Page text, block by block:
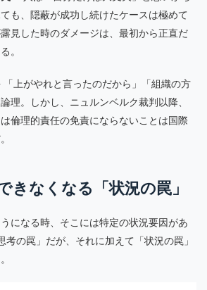
も、隠蔽が成功し続けたケースは極めて
見した時のダメージは、最初から正直だ
。
「上がやれと言ったのだから」「組織の方
理。しかし、ニュルンベルク裁判以降、
は倫理的責任の免責にならないことは国際
きなくなる「状況の罠」
になる時、そこには特定の状況要因があ
考の罠」だが、それに加えて「状況の罠」